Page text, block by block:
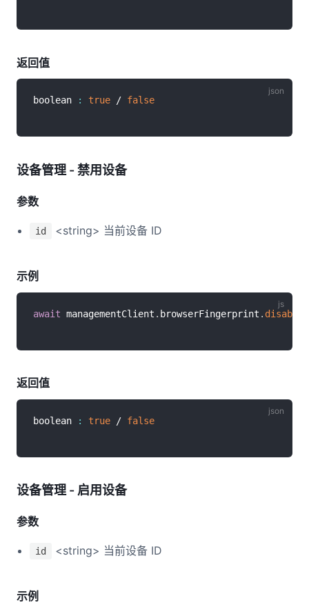
返回值
boolean : true / false
设备管理 - 禁用设备
参数
id <string> 当前设备 ID
示例
await managementClient . browserFingerprint .
返回值
boolean : true / false
设备管理 - 启用设备
参数
id <string> 当前设备 ID
示例